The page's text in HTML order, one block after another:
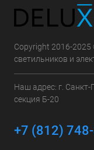
Copyright 2016-2025
светильников и
Наш адрес: г. Санкт-
секция Б-20
+7 (812)